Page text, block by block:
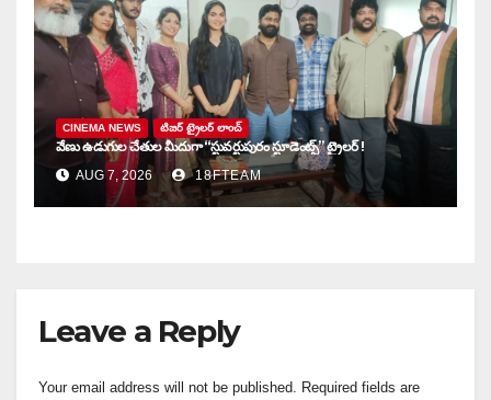
CINEMA NEWS టిజర్ ట్రైలర్ లాంచ్
వేణు ఉడుగుల చేతుల మీదుగా “స్టువర్టుపురం స్టూడెంట్స్” ట్రైలర్ !
AUG 7, 2026 18FTEAM
Leave a Reply
Your email address will not be published. Required fields are